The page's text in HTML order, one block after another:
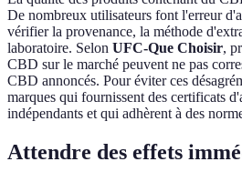
De nombreux utilisateurs font l'erreur
vérifier la provenance, la méthode
laboratoire. Selon UFC-Que Choisir,
CBD sur le marché peuvent ne pas
CBD annoncés. Pour éviter ces
marques qui fournissent des certificats
indépendants et qui adhèrent à des
Attendre des effets